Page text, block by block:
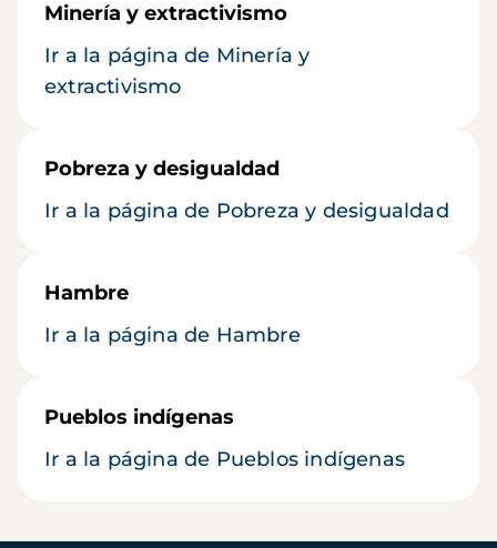
Minería y extractivismo
Ir a la página de Minería y
extractivismo
Pobreza y desigualdad
Ir a la página de Pobreza y desigualdad
Hambre
Ir a la página de Hambre
Pueblos indígenas
Ir a la página de Pueblos indígenas